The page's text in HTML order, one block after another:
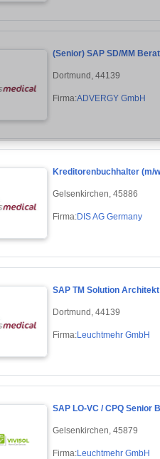
(Senior) SAP SD/MM
Dortmund, 44139
Firma:ADVERGY GmbH
Kreditorenbuchhalter (m/
Gelsenkirchen, 45886
Firma:DIS AG Germany
SAP TM Solution
Dortmund, 44139
Firma:Leuchtmehr GmbH
SAP LO-VC / CPQ Senior
Gelsenkirchen, 45879
Firma:Leuchtmehr GmbH